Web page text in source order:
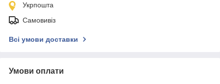
Укрпошта
Самовивіз
Всі умови доставки
Умови оплати